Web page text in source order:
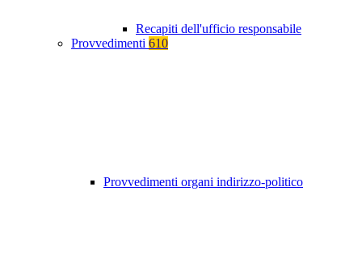
Recapiti dell'ufficio responsabile
Provvedimenti 610
Provvedimenti organi indirizzo-politico